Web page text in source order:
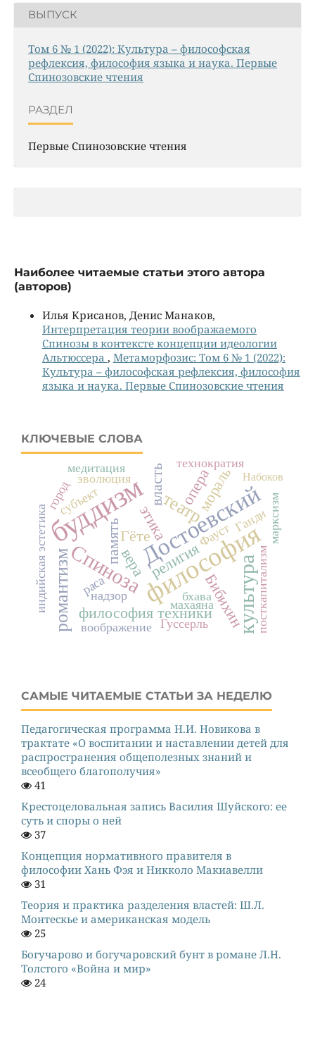
ВЫПУСК
Том 6 № 1 (2022): Культура – философская
рефлексия, философия языка и наука. Первые
Спинозовские чтения
РАЗДЕЛ
Первые Спинозовские чтения
Наиболее читаемые статьи этого автора
(авторов)
Илья Крисанов, Денис Манаков,
Интерпретация теории воображаемого
Спинозы в контексте концепции идеологии
Альтюссера , Метаморфозис: Том 6 № 1 (2022):
Культура – философская рефлексия, философия
языка и наука. Первые Спинозовские чтения
КЛЮЧЕВЫЕ СЛОВА
буддизм
философия
Достоевский
культура
Спиноза
театр
романтизм философия техники
этика
Гёте
память религия
Бибихин
мораль
власть
вера
опера
субъект
индийская эстетика махаяна
технократия
эволюция
раса бхава
город
Фауст
надзор
марксизм
посткапитализм
Ганди
воображение
медитация
Гуссерль
Набоков
САМЫЕ ЧИТАЕМЫЕ СТАТЬИ ЗА НЕДЕЛЮ
Педагогическая программа Н.И. Новикова в
трактате «О воспитании и наставлении детей для
распространения общеполезных знаний и
всеобщего благополучия»
41
Крестоцеловальная запись Василия Шуйского: ее
суть и споры о ней
37
Концепция нормативного правителя в
философии Хань Фэя и Никколо Макиавелли
31
Теория и практика разделения властей: Ш.Л.
Монтескье и американская модель
25
Богучарово и богучаровский бунт в романе Л.Н.
Толстого «Война и мир»
24